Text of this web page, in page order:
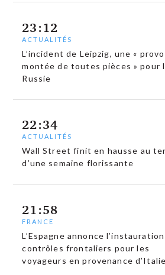
23:12
ACTUALITÉS
L’incident de Leipzig, une «
montée de toutes pièces » pour
Russie
22:34
ACTUALITÉS
Wall Street finit en hausse au
d’une semaine florissante
21:58
FRANCE
L’Espagne annonce
contrôles frontaliers pour les
voyageurs en provenance d’Italie